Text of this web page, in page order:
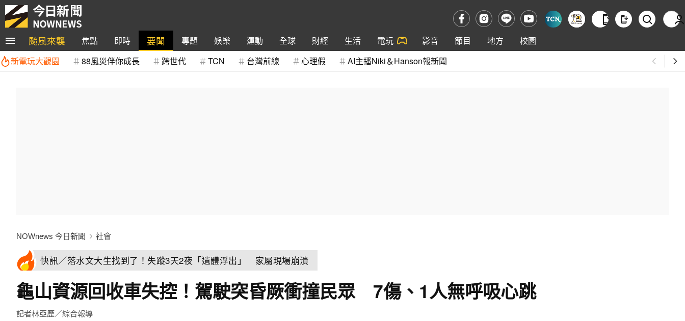
颱風來襲 焦點 即時 要聞 專題 娛樂 運動 全球 財經 生活 電玩 影音 節目 地方
校園
新電玩大觀園
88風災伴你成長 跨世代 TCN 台灣前線 心理假 AI主播Niki＆Hanson報新聞
NOWnews 今日新聞 社會
快訊／落水文大生找到了！失蹤3天2夜「遺體浮出」 家屬現場崩潰
龜山資源回收車失控！駕駛突昏厥衝撞民眾 7傷、1人無呼吸心跳
記者林亞歷／綜合報導